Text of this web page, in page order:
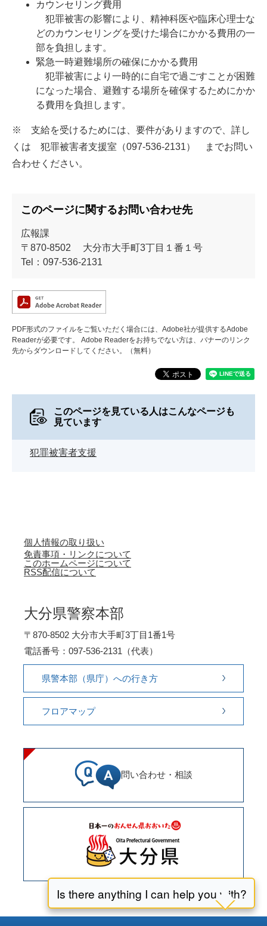
カウンセリング費用
犯罪被害の影響により、精神科医や臨床心理士な
どのカウンセリングを受けた場合にかかる費用の一
部を負担します。
緊急一時避難場所の確保にかかる費用
犯罪被害により一時的に自宅で過ごすことが困難
になった場合、避難する場所を確保するためにかか
る費用を負担します。
※ 支給を受けるためには、要件がありますので、詳し
くは 犯罪被害者支援室（097-536-2131） までお問い
合わせください。
このページに関するお問い合わせ先
広報課
〒870-8502
大分市大手町3丁目１番１号
Tel：097-536-2131
PDF形式のファイルをご覧いただく場合には、Adobe社が提供するAdobe
Readerが必要です。
Adobe Readerをお持ちでない方は、バナーのリンク
先からダウンロードしてください。（無料）
このページを見ている人はこんなページも
見ています
犯罪被害者支援
個人情報の取り扱い
免責事項・リンクについて
このホームページについて
RSS配信について
大分県警察本部
〒870-8502 大分市大手町3丁目1番1号
電話番号：097-536-2131（代表）
県警本部（県庁）への行き方
フロアマップ
問い合わせ・相談